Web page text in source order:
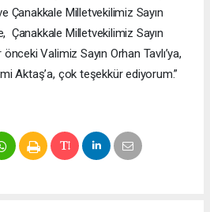
Çanakkale Milletvekilimiz Sayın
Çanakkale Milletvekilimiz Sayın
Valimiz Sayın Orhan Tavlı’ya,
Aktaş’a, çok teşekkür ediyorum.”